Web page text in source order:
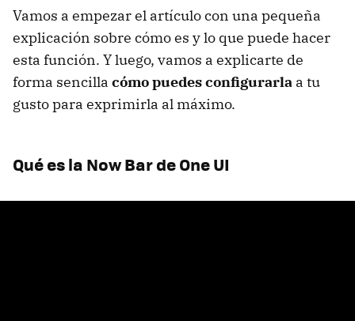
Vamos a empezar el artículo con una pequeña
explicación sobre cómo es y lo que puede hacer
esta función. Y luego, vamos a explicarte de
forma sencilla cómo puedes configurarla a tu
gusto para exprimirla al máximo.
Qué es la Now Bar de One UI